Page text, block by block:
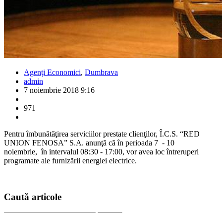
Agenți Economici, Dumbrava
admin
7 noiembrie 2018 9:16
971
Pentru îmbunătăţirea serviciilor prestate clienţilor, Î.C.S. “RED
UNION FENOSA” S.A. anunţă că în perioada 7 - 10
noiembrie, în intervalul 08:30 - 17:00, vor avea loc întreruperi
programate ale furnizării energiei electrice.
Caută articole